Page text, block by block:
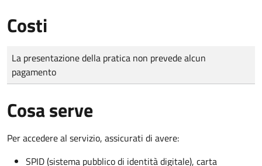
Costi
Tipo di pagamento
Importo
La presentazione della pratica non prevede alcun
pagamento
Cosa serve
Per accedere al servizio, assicurati di avere:
SPID (sistema pubblico di identità digitale), carta